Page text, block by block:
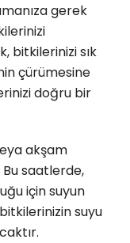
gerek
bitkilerinizi sık
çürümesine
doğru bir
akşam
saatlerde,
için suyun
suyu